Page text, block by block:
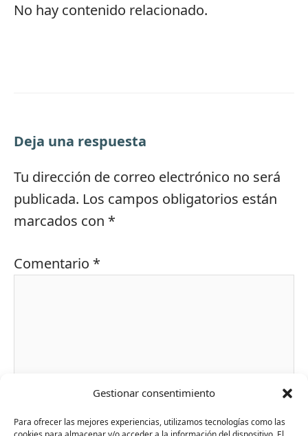
Gestionar consentimiento
Para ofrecer las mejores experiencias, utilizamos tecnologías como las
No hay contenido relacionado.
Deja una respuesta
Tu dirección de correo electrónico no será
publicada. Los campos obligatorios están
marcados con *
Comentario *